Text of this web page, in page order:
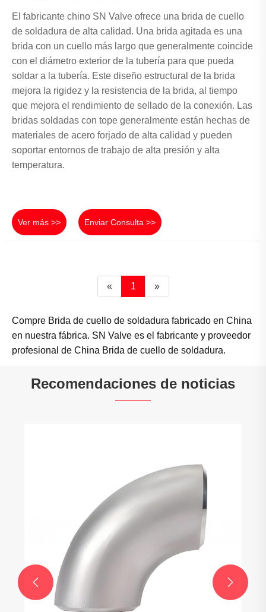
El fabricante chino SN Valve ofrece una brida de cuello
de soldadura de alta calidad. Una brida agitada es una
brida con un cuello más largo que generalmente coincide
con el diámetro exterior de la tubería para que pueda
soldar a la tubería. Este diseño estructural de la brida
mejora la rigidez y la resistencia de la brida, al tiempo
que mejora el rendimiento de sellado de la conexión. Las
bridas soldadas con tope generalmente están hechas de
materiales de acero forjado de alta calidad y pueden
soportar entornos de trabajo de alta presión y alta
temperatura.
Ver más >> Enviar Consulta >>
« 1 »
Compre Brida de cuello de soldadura fabricado en China
en nuestra fábrica. SN Valve es el fabricante y proveedor
profesional de China Brida de cuello de soldadura.
Recomendaciones de noticias
 